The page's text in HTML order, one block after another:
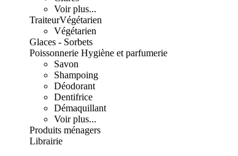
Voir plus...
TraiteurVégétarien
Végétarien
Glaces - Sorbets
Poissonnerie Hygiène et parfumerie
Savon
Shampoing
Déodorant
Dentifrice
Démaquillant
Voir plus...
Produits ménagers
Librairie